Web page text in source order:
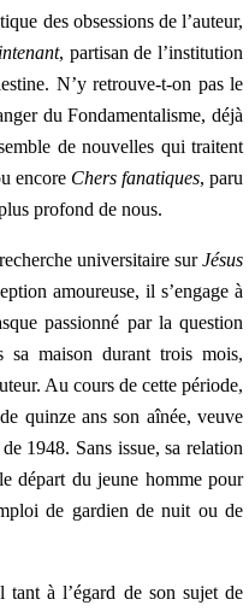
des obsessions de l’auteur,
, partisan de l’institution
N’y retrouve-t-on pas le
du Fondamentalisme, déjà
de nouvelles qui traitent
encore Chers fanatiques, paru
profond de nous.
universitaire surJésus
amoureuse, il s’engage à
passionné par la question
sa maison durant trois mois,
Au cours de cette période,
quinze ans son aînée, veuve
1948. Sans issue, sa relation
départ du jeune homme pour
de gardien de nuit ou de
tant à l’égard de son sujet de